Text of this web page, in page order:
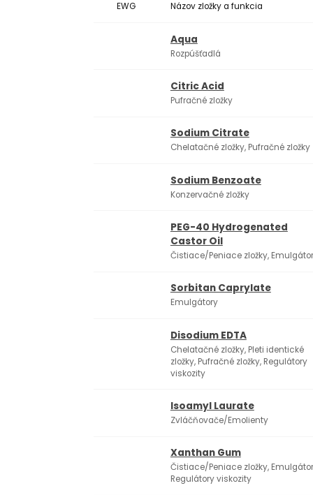
EWG Názov zložky a funkcia
Aqua
Rozpúšťadlá
Citric Acid
Pufračné zložky
Sodium Citrate
Chelatačné zložky, Pufračné zložky
Sodium Benzoate
Konzervačné zložky
PEG-40 Hydrogenated
Castor Oil
Čistiace/Peniace zložky,
Sorbitan Caprylate
Emulgátory
Disodium EDTA
Chelatačné zložky, Pleti identické
zložky, Pufračné zložky, Regulátory
viskozity
Isoamyl Laurate
Zvláčňovače/Emolienty
Xanthan Gum
Čistiace/Peniace zložky,
Regulátory viskozity